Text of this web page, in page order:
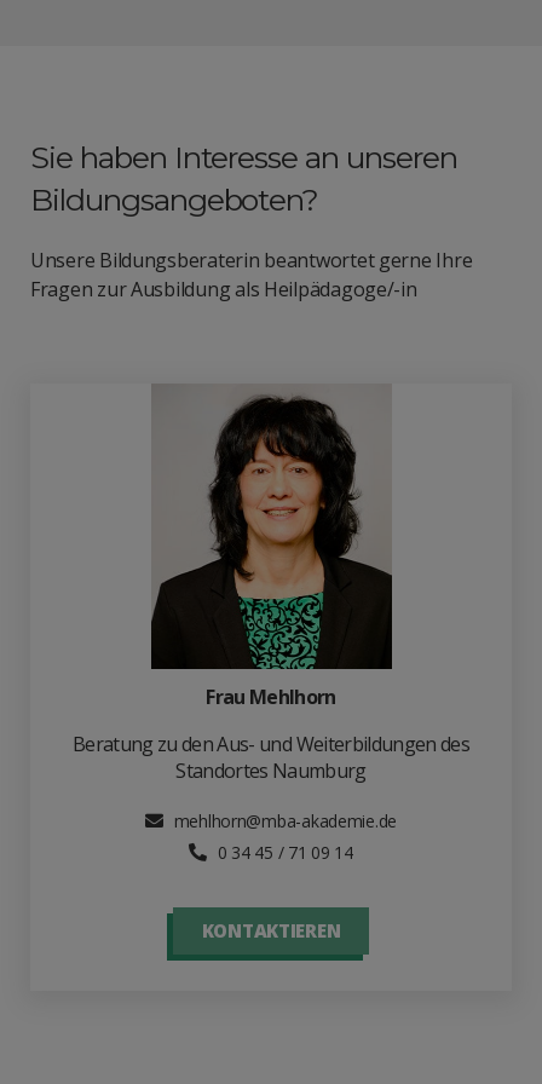
Sie haben Interesse an unseren
Bildungsangeboten?
Unsere Bildungsberaterin beantwortet gerne Ihre
Fragen zur Ausbildung als Heilpädagoge/-in
Frau Mehlhorn
Beratung zu den Aus- und Weiterbildungen des
Standortes Naumburg
mehlhorn@mba-akademie.de
0 34 45 / 71 09 14
KONTAKTIEREN